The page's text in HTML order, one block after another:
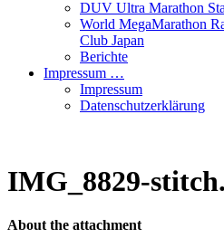
DUV Ultra Marathon
World MegaMarathon
Club Japan
Berichte
Impressum …
Impressum
Datenschutzerklärung
IMG_8829-
About the attachment